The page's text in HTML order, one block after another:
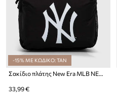
-15% ΜΕ ΚΩΔΙΚΟ: TAN
33,99 €